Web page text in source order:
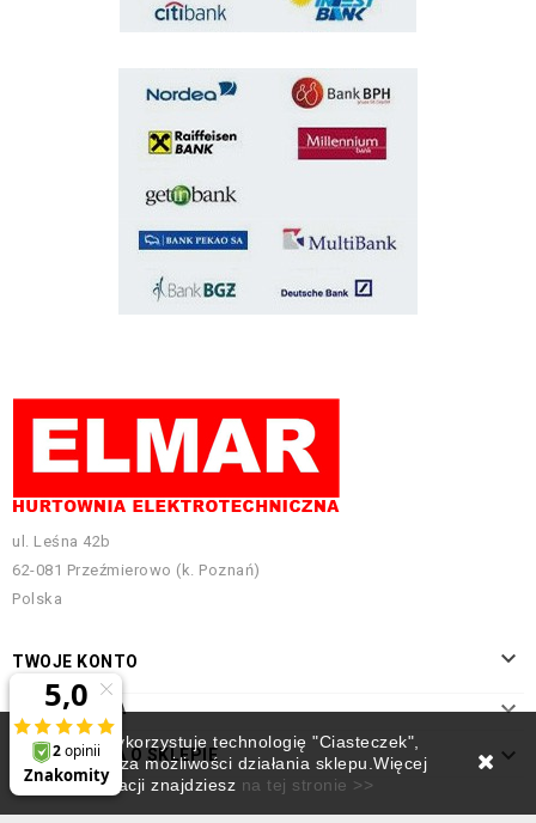
Ten sklep wykorzystuje technologię "Ciasteczek",
która rozszerza możliwości działania sklepu.Więcej
informacji znajdziesz na tej stronie >>
ul. Leśna 42b
62-081 Przeźmierowo (k. Poznań)
Polska
TWOJE KONTO 
INFORMACJA 
INFORMACJA O SKLEPIE 